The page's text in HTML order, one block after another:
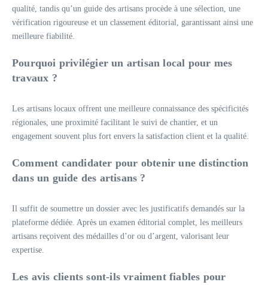
qualité, tandis qu’un guide des artisans procède à une sélection, une
vérification rigoureuse et un classement éditorial, garantissant ainsi une
meilleure fiabilité.
Pourquoi privilégier un artisan local pour mes
travaux ?
Les artisans locaux offrent une meilleure connaissance des spécificités
régionales, une proximité facilitant le suivi de chantier, et un
engagement souvent plus fort envers la satisfaction client et la qualité.
Comment candidater pour obtenir une distinction
dans un guide des artisans ?
Il suffit de soumettre un dossier avec les justificatifs demandés sur la
plateforme dédiée. Après un examen éditorial complet, les meilleurs
artisans reçoivent des médailles d’or ou d’argent, valorisant leur
expertise.
Les avis clients sont-ils vraiment fiables pour